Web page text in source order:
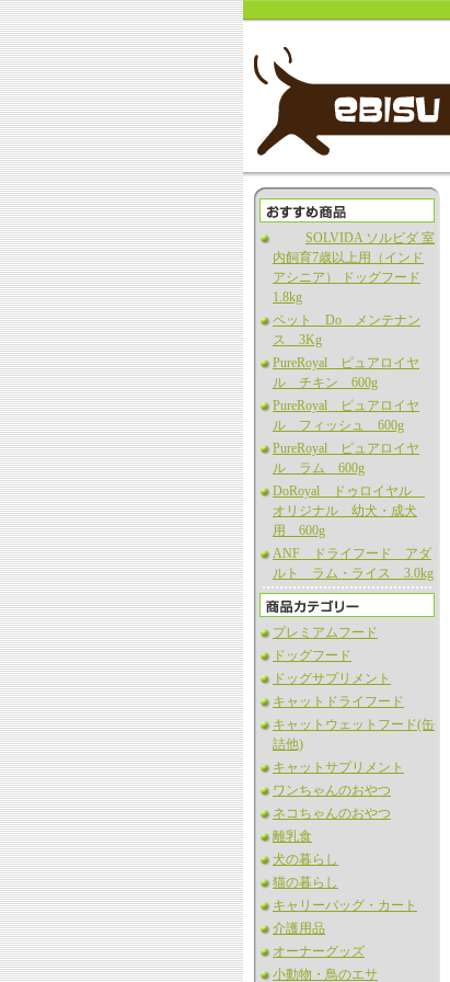
SOLVIDA ソルビダ 室
内飼育7歳以上用（インド
アシニア） ドッグフード
1.8kg
ペット Do メンテナン
ス 3Kg
PureRoyal ピュアロイヤ
ル チキン 600g
PureRoyal ピュアロイヤ
ル フィッシュ 600g
PureRoyal ピュアロイヤ
ル ラム 600g
DoRoyal ドゥロイヤル
オリジナル 幼犬・成犬
用 600g
ANF ドライフード アダ
ルト ラム・ライス 3.0kg
プレミアムフード
ドッグフード
ドッグサプリメント
キャットドライフード
キャットウェットフード(缶
詰他)
キャットサプリメント
ワンちゃんのおやつ
ネコちゃんのおやつ
離乳食
犬の暮らし
猫の暮らし
キャリーバッグ・カート
介護用品
オーナーグッズ
小動物・鳥のエサ